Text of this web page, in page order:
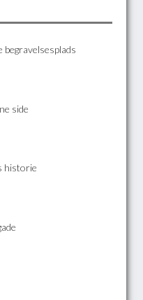
side
historie